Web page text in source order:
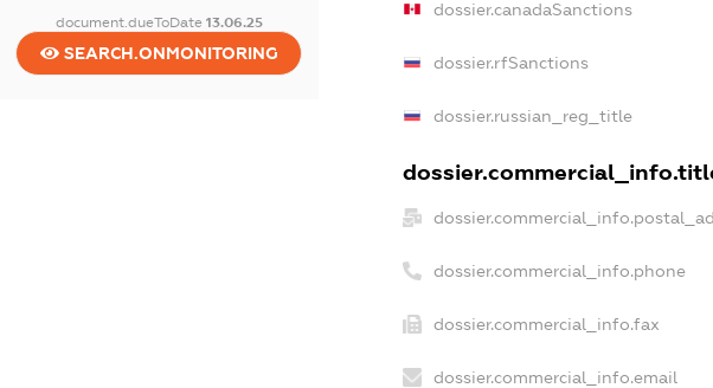
document.dueToDate 13.06.25
SEARCH.ONMONITORING
dossier.canadaSanctions
dossier.rfSanctions
dossier.russian_reg_title
dossier.commercial_info.phone
dossier.commercial_info.fax
dossier.commercial_info.email